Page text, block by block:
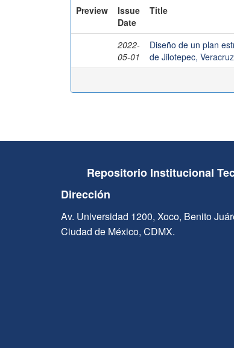
Preview
Issue
Date
Title
2022-
05-01
Diseño de un plan
de Jilotepec,
Repositorio Institucional
Dirección
Av. Universidad 1200, Xoco, Benito
Ciudad de México, CDMX.